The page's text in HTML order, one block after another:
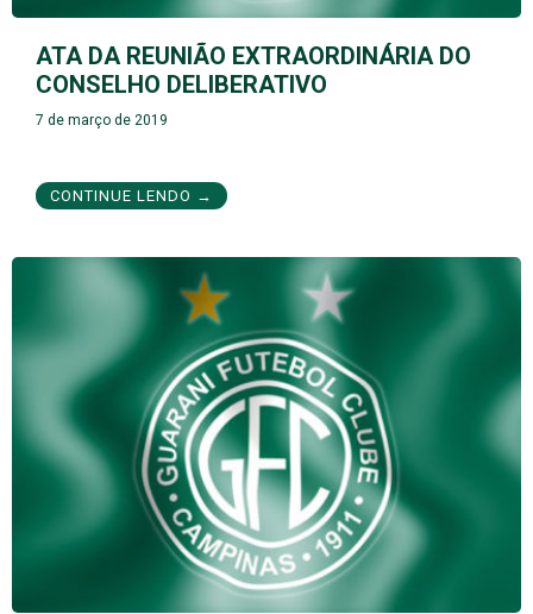
ATA DA REUNIÃO EXTRAORDINÁRIA DO
CONSELHO DELIBERATIVO
7 de março de 2019
CONTINUE LENDO →